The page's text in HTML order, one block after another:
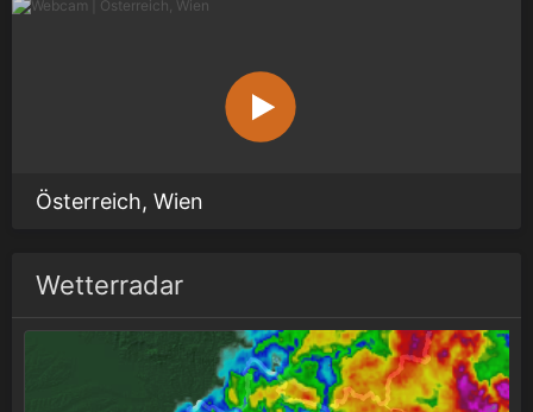
Österreich, Wien
Wetterradar